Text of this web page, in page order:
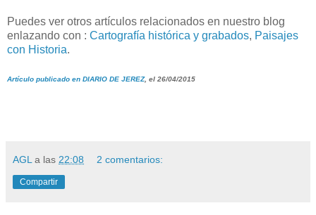
Puedes ver otros artículos relacionados en nuestro blog
enlazando con : Cartografía histórica y grabados, Paisajes
con Historia.
Artículo publicado en DIARIO DE JEREZ, el 26/04/2015
AGL a las 22:08 2 comentarios:
Compartir